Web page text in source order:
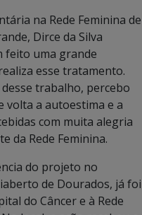
na Rede Feminina de
Dirce da Silva
feito uma grande
esse tratamento.
trabalho, percebo
volta a autoestima e a
com muita alegria
da Rede Feminina.
do projeto no
de Dourados, já foi
do Câncer e à Rede